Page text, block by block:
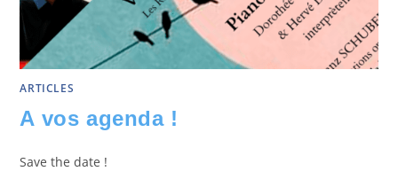
ARTICLES
A vos agenda !
Save the date !